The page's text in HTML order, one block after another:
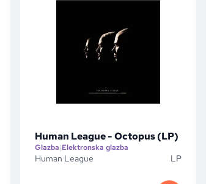
Human League - Octopus (LP)
Glazba|Elektronska glazba
Human League LP